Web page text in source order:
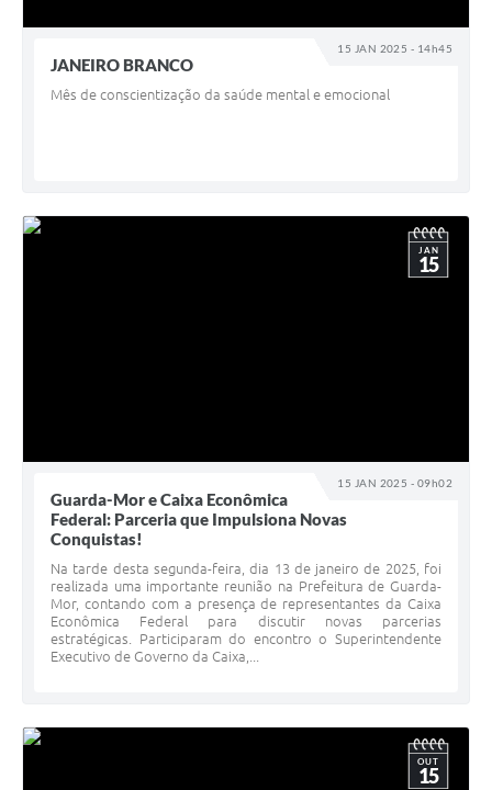
15 JAN 2025 - 14h45
JANEIRO BRANCO
Mês de conscientização da saúde mental e emocional
15 JAN 2025 - 09h02
JAN
15
Guarda-Mor e Caixa Econômica
Federal: Parceria que Impulsiona Novas
Conquistas!
Na tarde desta segunda-feira, dia 13 de janeiro de 2025, foi
realizada uma importante reunião na Prefeitura de Guarda-
Mor, contando com a presença de representantes da Caixa
Econômica Federal para discutir novas parcerias
estratégicas. Participaram do encontro o Superintendente
Executivo de Governo da Caixa,...
OUT
15